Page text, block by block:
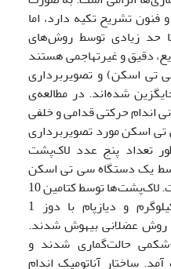
فنون تشریح تکیه دارد، اما
حد زیادی توسط روش‌های
دقیق و غیر‌تهاجمی هستند
تی اسکن) و تصویربرداری
شده‌اند. در مطالعه‌ی
اندام حرکتی قدامی و خلفی
اسکن مورد تصویر‌برداری
تعداد پنج عدد لاک‌پشت
یک دستگاه سی تی اسکن
16 برش مورد بررسی قرار گرفت. لاک‌پشت‌ها توسط کتامین 10
درصد با دوز ‌25 میلی‌گرم/کیلوگرم و دیازپام با دوز 1
روش عضلانی بیهوش شدند.
حالت‌گماری شدند و
ساختار آناتومیک اندام